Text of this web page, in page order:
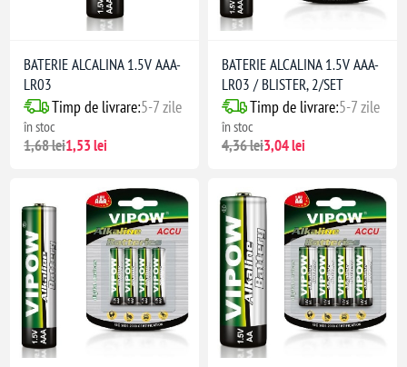
BATERIE ALCALINA 1.5V AAA-
LR03
Timp de livrare:5-7 zile
în stoc
1,68 lei1,53 lei
BATERIE ALCALINA 1.5V AAA-
LR03 / BLISTER, 2/SET
Timp de livrare:5-7 zile
în stoc
4,36 lei3,04 lei